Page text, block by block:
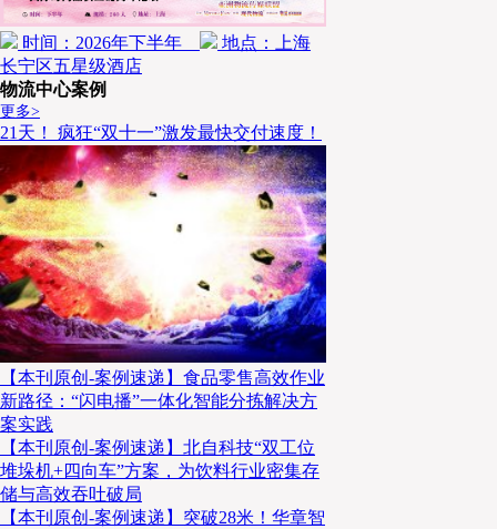
依据这些实验结果，计划对该系统进行改进，并于
建设的新东名高速公路（新秦野至新御殿场段）以及其
目标是10年内应用于东京至大阪路线
展望未来，其目标是在2030年代中期开始试点线路的
和示范试验。另外，还将推动包括法规在内的营商环
路建设和开发阶段。久保先生表示，虽然基础建设需
道路将在未来20到30年内对日本社会发挥重要作用。
时间：2026年下半年
地点：上海
长宁区五星级酒店
物流中心案例
更多>
21天！ 疯狂“双十一”激发最快交付速度！
【本刊原创-案例速递】食品零售高效作业
新路径：“闪电播”一体化智能分拣解决方
案实践
【本刊原创-案例速递】北自科技“双工位
堆垛机+四向车”方案，为饮料行业密集存
储与高效吞吐破局
【本刊原创-案例速递】突破28米！华章智